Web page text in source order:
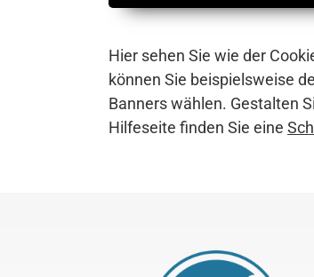
Hier sehen Sie wie der
können Sie beispielsweise
Banners wählen. Gestalten
Hilfeseite finden Sie eine